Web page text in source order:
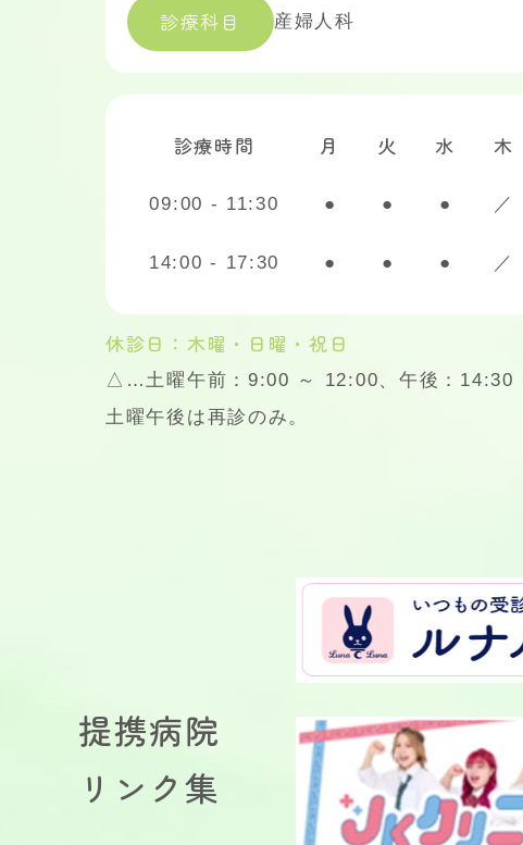
診療科目 産婦人科
診療時間 月 火 水 木
09:00 - 11:30 ● ● ● ／
14:00 - 17:30 ● ● ● ／
休診日：木曜・日曜・祝日
△…土曜午前：9:00 ～ 12:00、午後：14:30
土曜午後は再診のみ。
提携病院
リンク集